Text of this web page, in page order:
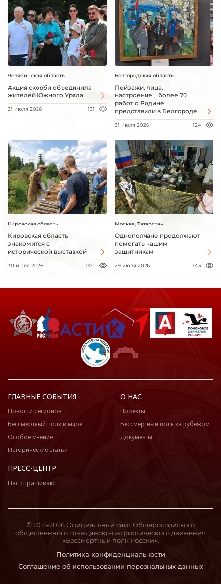
Челябинская область
Акция скорби объединила
жителей Южного Урала
31 июля 2026 131
Белгородская область
Пейзажи, лица,
настроение – более 70
работ о Родине
представили в Белгороде
31 июля 2026 124
Кировская область
Кировская область
знакомится с
исторической выставкой
30 июля 2026 140
Москва, Татарстан
Однополчане продолжают
помогать нашим
защитникам
29 июля 2026 143
ГЛАВНЫЕ СОБЫТИЯ
Новости регионов
Бессмертный полк в мире
Особое мнение
Исторические статьи
О НАС
Проекты
Бессмертный полк за рубежом
Документы
ПРЕСС-ЦЕНТР
Нас спрашивают
Политика конфиденциальности
Соглашение об использовании персональных данных
© 2015-2026 Официальный сайт Общероссийского
общественного гражданско-патриотического движения
«Бессмертный полк России».